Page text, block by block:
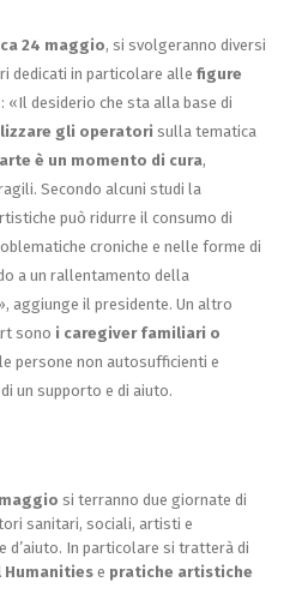
24 maggio, si svolgeranno diversi
dedicati in particolare alle figure
: «Il desiderio che sta alla base di
gli operatori sulla tematica
è un momento di cura,
Secondo alcuni studi la
può ridurre il consumo di
croniche e nelle forme di
a un rallentamento della
aggiunge il presidente. Un altro
sono i caregiver familiari o
persone non autosufficienti e
un supporto e di aiuto.
si terranno due giornate di
sanitari, sociali, artisti e
In particolare si tratterà di
Humanities e pratiche artistiche